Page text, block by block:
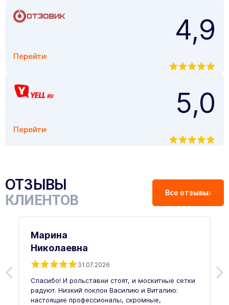
Перейти
4,9
Перейти
5,0
ОТЗЫВЫ
КЛИЕНТОВ Все отзывы
Марина
Николаевна
31.07.2026
Спасибо! И рольставни стоят, и москитные сетки
радуют. Низкий поклон Василию и Виталию:
настоящие профессионалы, скромные,